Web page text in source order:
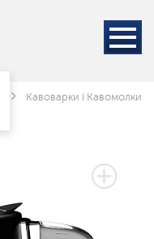
Кавоварки і Кавомолки